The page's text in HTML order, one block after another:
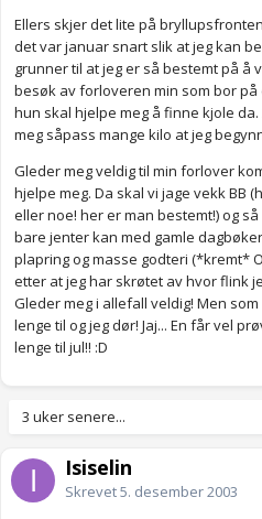
Ellers skjer det lite på
det var januar snart slik at jeg kan
grunner til at jeg er så bestemt på å
besøk av forloveren min som bor
hun skal hjelpe meg å finne kjole
meg såpass mange kilo at jeg
Gleder meg veldig til min forlover
hjelpe meg. Da skal vi jage vekk BB
eller noe! her er man bestemt!) og
bare jenter kan med gamle
plapring og masse godteri (*kremt*
etter at jeg har skrøtet av hvor flink
Gleder meg i allefall veldig! Men
lenge til og jeg dør! Jaj... En får vel
lenge til jul!! :D
3 uker senere...
Isiselin
Skrevet5. desember 2003